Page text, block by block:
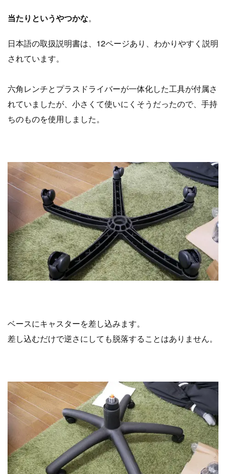
当たりというやつかな。
日本語の取扱説明書は、12ページあり、わかりやすく説明
されています。
六角レンチとプラスドライバーが一体化した工具が付属さ
れていましたが、 小さくて使いにくそう だったので、手持
ちのものを使用しました。
ベースにキャスターを差し込みます。
差し込むだけで逆さにしても脱落することはありません。